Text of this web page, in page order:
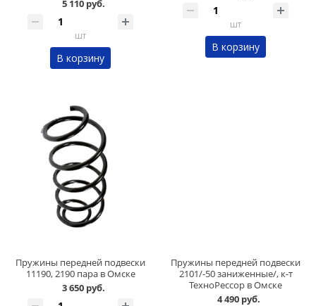
5 110 руб.
шт
В корзину
шт
В корзину
Пружины передней подвески
11190, 2190 пара в Омске
3 650 руб.
Пружины передней подвески
2101/-50 заниженные/, к-т
ТехноРессор в Омске
4 490 руб.